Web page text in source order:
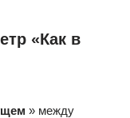
«Как в
» между